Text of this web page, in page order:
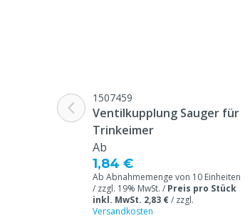
1507459
Ventilkupplung Sauger für
Trinkeimer
Ab
1,84 €
Ab Abnahmemenge von 10 Einheiten
/ zzgl. 19% MwSt. / Preis pro Stück
inkl. MwSt. 2,83 €/ zzgl.
Versandkosten